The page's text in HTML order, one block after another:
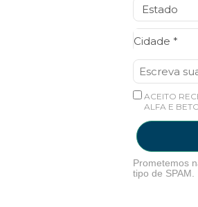
Cidade *
Cidade*
ACEITO
ALFA E
Prometemos
tipo de SPAM.